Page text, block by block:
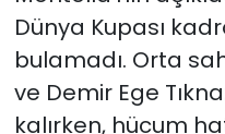
Dünya Kupası
bulamadı. Orta
ve Demir Ege
kalırken, hücum